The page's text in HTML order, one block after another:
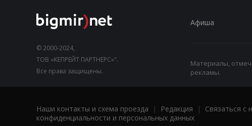
© 2000-2024,
ТОВ «КЕПРЕЙТ ПАРТНЕРС»".
Все права защищены.
Афиша
Материалы,
рекламы.
Наши контакты и схема проезда | Редакция | Связаться с
конфиденциальности и персональных данных